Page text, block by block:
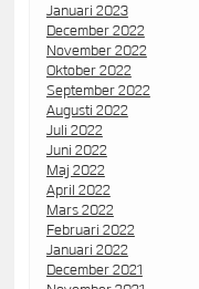
Januari 2023
December 2022
November 2022
Oktober 2022
September 2022
Augusti 2022
Juli 2022
Juni 2022
Maj 2022
April 2022
Mars 2022
Februari 2022
Januari 2022
December 2021